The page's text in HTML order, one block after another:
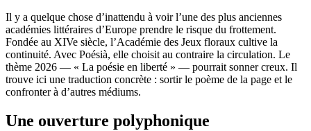
Il y a quelque chose d’inattendu à voir l’une des plus anciennes
académies littéraires d’Europe prendre le risque du frottement.
Fondée au XIVe siècle, l’Académie des Jeux floraux cultive la
continuité. Avec Poésià, elle choisit au contraire la circulation. Le
thème 2026 — « La poésie en liberté » — pourrait sonner creux. Il
trouve ici une traduction concrète : sortir le poème de la page et le
confronter à d’autres médiums.
Une ouverture polyphonique